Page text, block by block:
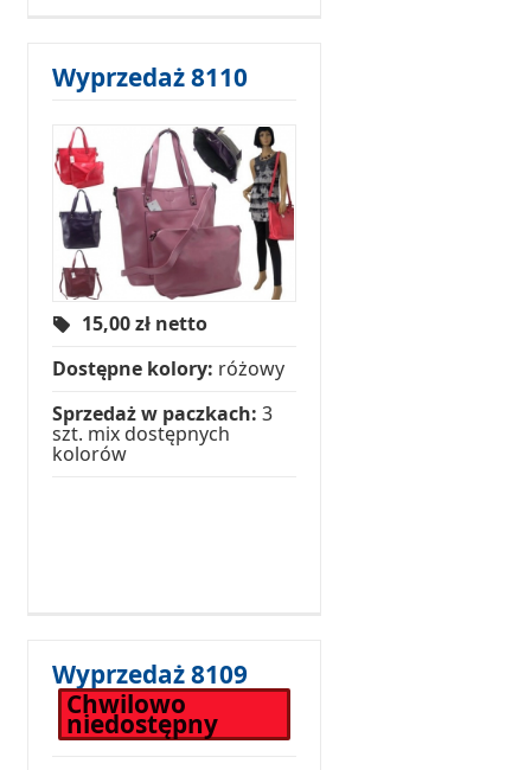
Wyprzedaż 8110
15,00zł netto
Dostępne kolory: różowy
Sprzedaż w paczkach:3
szt. mix dostępnych
kolorów
Wyprzedaż 8109
Chwilowo
niedostępny